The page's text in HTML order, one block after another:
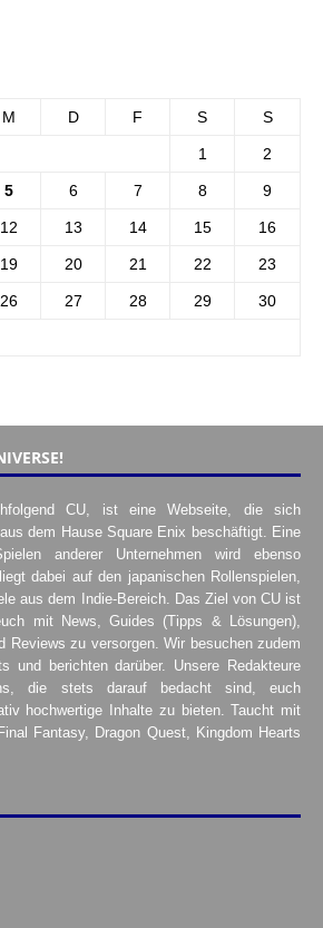
M D F S S
1 2
5 6 7 8 9
12 13 14 15 16
19 20 21 22 23
26 27 28 29 30
CU, ist eine Webseite, die sich
dem Hause Square Enix beschäftigt. Eine
anderer Unternehmen wird ebenso
dabei auf den japanischen Rollenspielen,
aus dem Indie-Bereich. Das Ziel von CU ist
mit News, Guides (Tipps & Lösungen),
Reviews zu versorgen. Wir besuchen zudem
und berichten darüber. Unsere Redakteure
die stets darauf bedacht sind, euch
hochwertige Inhalte zu bieten. Taucht mit
Fantasy, Dragon Quest, Kingdom Hearts